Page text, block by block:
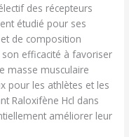
des récepteurs
étudié pour ses
de composition
efficacité à favoriser
masse musculaire
pour les athlètes et les
Raloxifène Hcl dans
améliorer leur